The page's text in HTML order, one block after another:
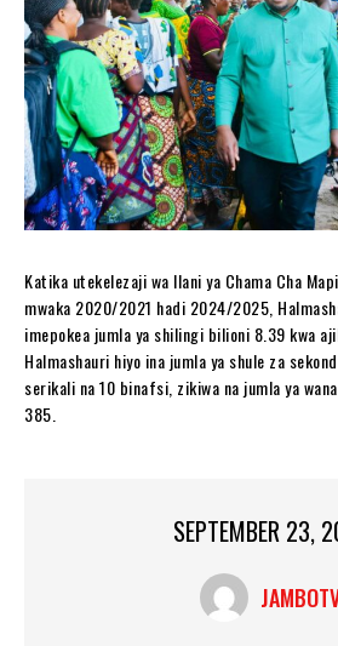
Katika utekelezaji wa Ilani ya Chama Cha
mwaka 2020/2021 hadi 2024/2025,
imepokea jumla ya shilingi bilioni 8.39 kwa
Halmashauri hiyo ina jumla ya shule za
serikali na 10 binafsi, zikiwa na jumla ya
385.
SEPTEMBER 23,